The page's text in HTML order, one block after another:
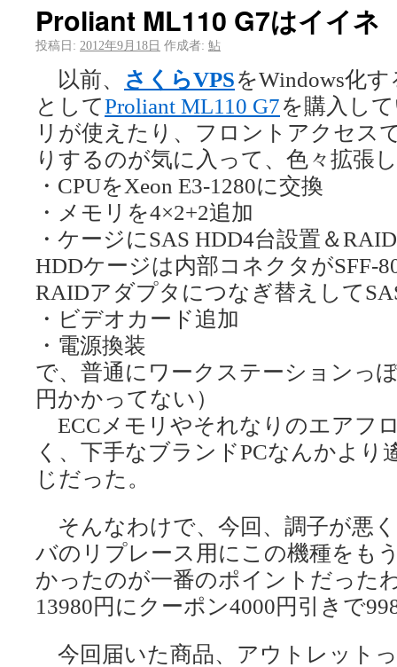
Proliant ML110 G7はイイネ
投稿日: 2012年9月18日 作成者: 鮎
以前、 さくらVPSをWindows化
としてProliant ML110 G7を購入し
リが使えたり、フロントアクセス
りするのが気に入って、色々拡張
・CPUをXeon E3-1280に交換
・メモリを4×2+2追加
・ケージにSAS HDD4台設置＆
HDDケージは内部コネクタがSFF-
RAIDアダプタにつなぎ替えして
・ビデオカード追加
・電源換装
で、普通にワークステーションっ
円かかってない）
ECCメモリやそれなりのエアフ
く、下手なブランドPCなんかより
じだった。
そんなわけで、今回、調子が悪
バのリプレース用にこの機種をも
かったのが一番のポイントだった
13980円にクーポン4000円引きで
今回届いた商品、アウトレット